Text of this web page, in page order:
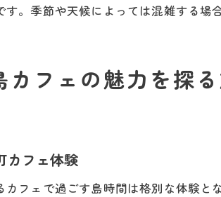
。季節や天候によっては混雑する場
フェの魅力を探
カフェ体験
フェで過ごす島時間は格別な体験と